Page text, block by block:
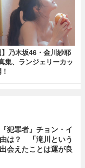
】乃木坂46・金川紗耶
集、ランジェリーカッ
犯罪者』チョン・イ
は？ 「滝川という
会えたことは運が良